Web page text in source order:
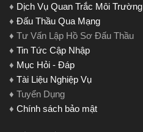
♦ Dịch Vụ Quan Trắc Môi Trường
♦ Đấu Thầu Qua Mạng
♦ Tư Vấn Lập Hồ Sơ Đấu Thầu
♦ Tin Tức Cập Nhập
♦ Mục Hỏi - Đáp
♦ Tài Liệu Nghiệp Vụ
♦ Tuyển Dụng
♦ Chính sách bảo mật